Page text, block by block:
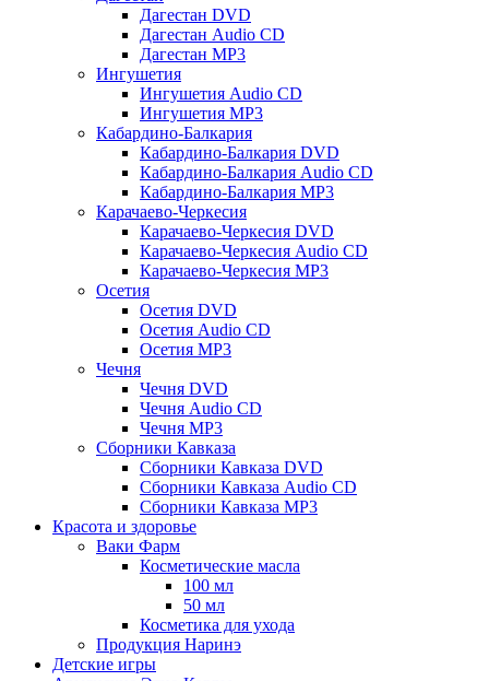
Дагестан DVD
Дагестан Audio CD
Дагестан MP3
Ингушетия
Ингушетия Audio CD
Ингушетия MP3
Кабардино-Балкария
Кабардино-Балкария DVD
Кабардино-Балкария Audio CD
Кабардино-Балкария MP3
Карачаево-Черкесия
Карачаево-Черкесия DVD
Карачаево-Черкесия Audio CD
Карачаево-Черкесия MP3
Осетия
Осетия DVD
Осетия Audio CD
Осетия MP3
Чечня
Чечня DVD
Чечня Audio CD
Чечня MP3
Сборники Кавказа
Сборники Кавказа DVD
Сборники Кавказа Audio CD
Сборники Кавказа MP3
Красота и здоровье
Ваки Фарм
Косметические масла
100 мл
50 мл
Косметика для ухода
Продукция Наринэ
Детские игры